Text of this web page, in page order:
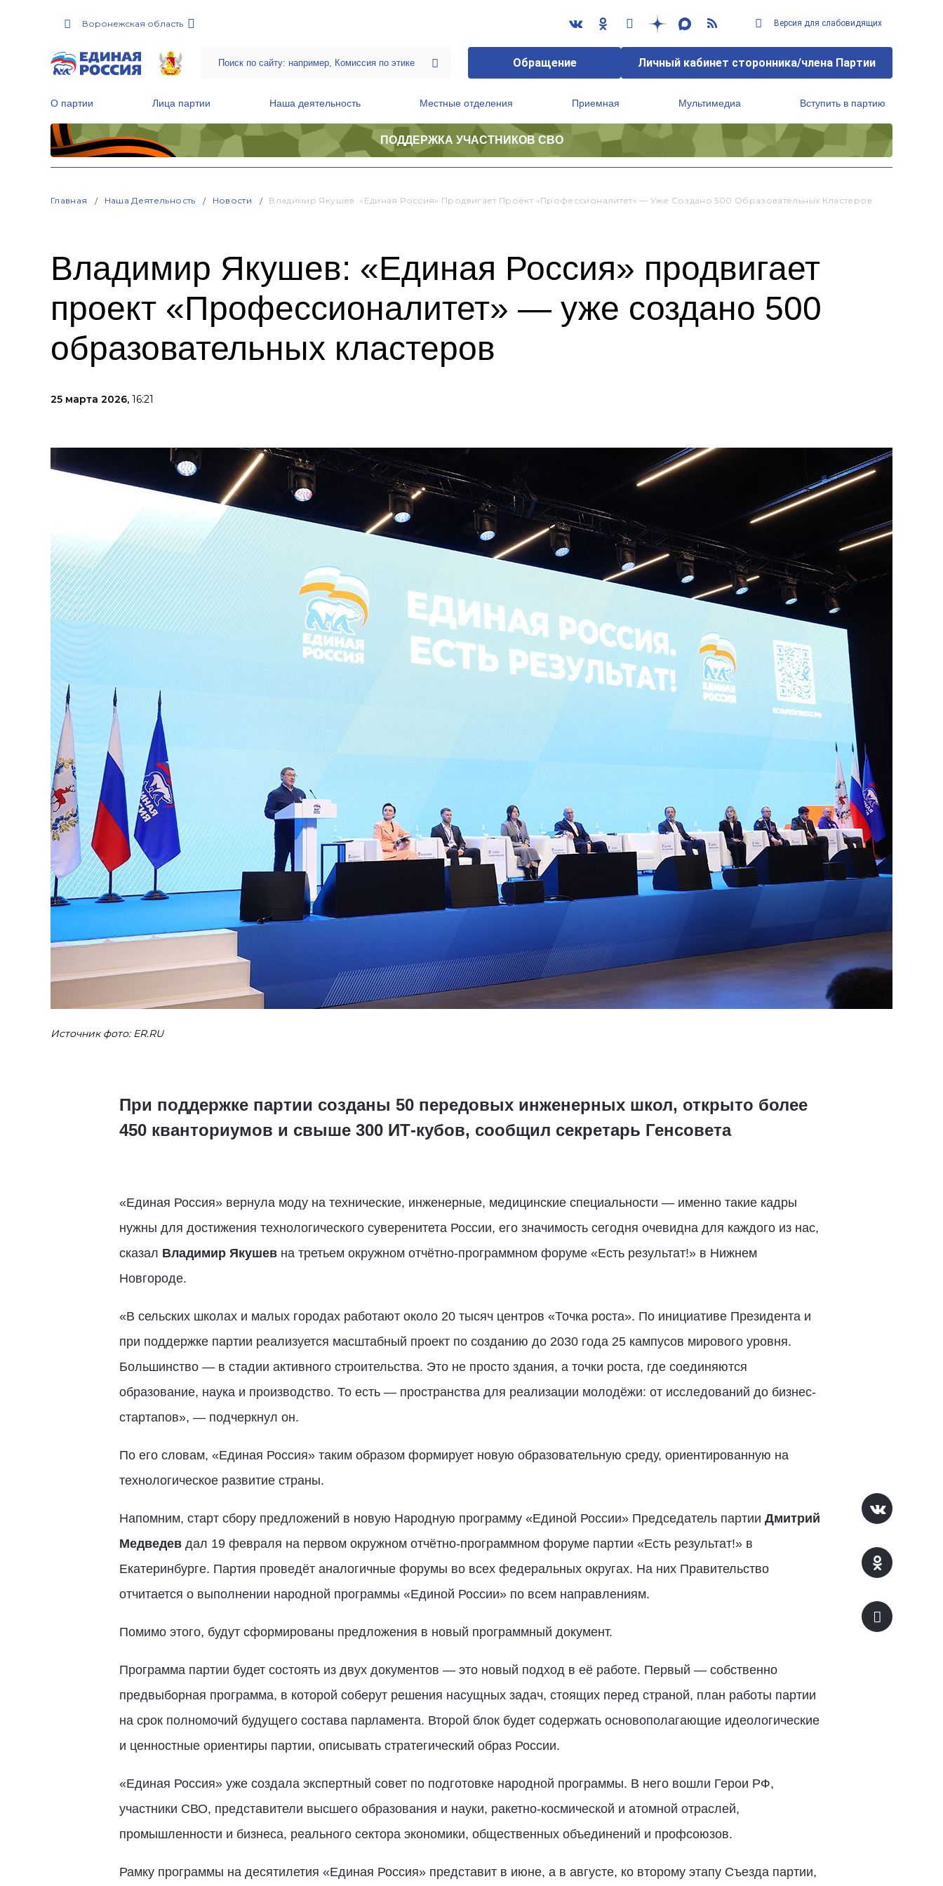
Воронежская область Версия для слабовидящих
Обращение Личный кабинет сторонника/члена Партии
О партии Лица партии Наша деятельность Местные отделения Приемная Мультимедиа Вступить в партию
ПОДДЕРЖКА УЧАСТНИКОВ СВО
Главная Наша Деятельность Новости Владимир Якушев: «Единая Россия» Продвигает Проект «Профессионалитет» — Уже Создано 500 Образовательных Кластеров
Владимир Якушев: «Единая Россия» продвигает
проект «Профессионалитет» — уже создано 500
образовательных кластеров
25 марта 2026, 16:21
Источник фото: ER.RU
При поддержке партии созданы 50 передовых инженерных школ, открыто более
450 кванториумов и свыше 300 ИТ-кубов, сообщил секретарь Генсовета
«Единая Россия» вернула моду на технические, инженерные, медицинские специальности — именно такие кадры
нужны для достижения технологического суверенитета России, его значимость сегодня очевидна для каждого из нас,
сказал Владимир Якушевна третьем окружном отчётно-программном форуме «Есть результат!» в Нижнем
Новгороде.
«В сельских школах и малых городах работают около 20 тысяч центров «Точка роста». По инициативе Президента и
при поддержке партии реализуется масштабный проект по созданию до 2030 года 25 кампусов мирового уровня.
Большинство — в стадии активного строительства. Это не просто здания, а точки роста, где соединяются
образование, наука и производство. То есть — пространства для реализации молодёжи: от исследований до бизнес-
стартапов», — подчеркнул он.
По его словам, «Единая Россия» таким образом формирует новую образовательную среду, ориентированную на
технологическое развитие страны.
Напомним, старт сбору предложений в новую Народную программу «Единой России» Председатель партии Дмитрий
Медведев дал 19 февраля на первом окружном отчётно-программном форуме партии «Есть результат!» в
Екатеринбурге. Партия проведёт аналогичные форумы во всех федеральных округах. На них Правительство
отчитается о выполнении народной программы «Единой России» по всем направлениям.
Помимо этого, будут сформированы предложения в новый программный документ.
Программа партии будет состоять из двух документов — это новый подход в её работе. Первый — собственно
предвыборная программа, в которой соберут решения насущных задач, стоящих перед страной, план работы партии
на срок полномочий будущего состава парламента. Второй блок будет содержать основополагающие идеологические
и ценностные ориентиры партии, описывать стратегический образ России.
«Единая Россия» уже создала экспертный совет по подготовке народной программы. В него вошли Герои РФ,
участники СВО, представители высшего образования и науки, ракетно-космической и атомной отраслей,
промышленности и бизнеса, реального сектора экономики, общественных объединений и профсоюзов.
Рамку программы на десятилетия «Единая Россия» представит в июне, а в августе, ко второму этапу Съезда партии,